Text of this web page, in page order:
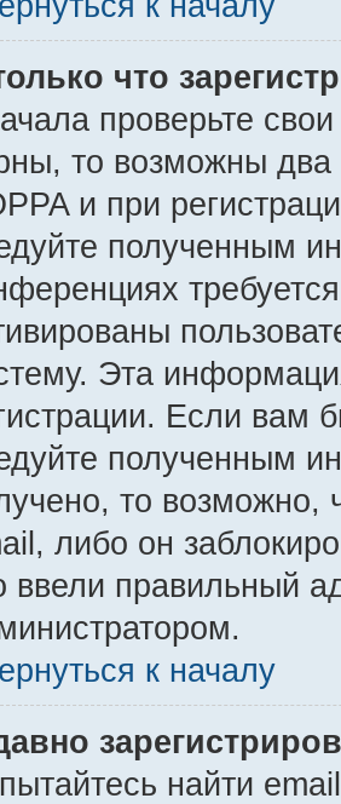
что
проверьте
то возможны
и при
полученным
Эта
Если вам
полученным
то возможно,
либо он
ввели правильный
к началу
найти